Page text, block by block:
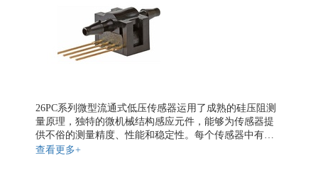
霍尔传感器
电流传感器
地磁传感器
气体传感器
26PC系列微型流通式低压传感器运用了成熟的硅压阻测
量原理，独特的微机械结构感应元件，能够为传感器提
供不俗的测量精度、性能和稳定性。每个传感器中有四
个敏感元件，当有外部压力加载的时候，感应元件的电
查看更多+